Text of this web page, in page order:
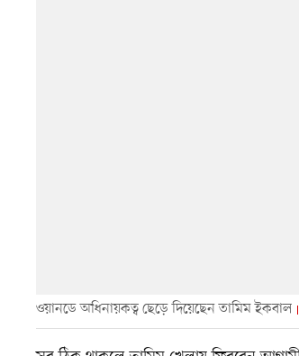
ওয়ানডে অধিনায়কত্ব ছেড়ে দিয়েছেন তামিম ইকবাল